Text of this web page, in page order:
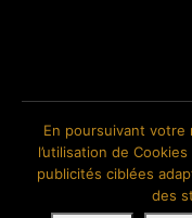
© 2018-2026 The Ink
En poursuivant votre
l’utilisation de
publicités ciblées
des